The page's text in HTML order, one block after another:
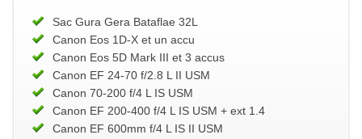
Sac Gura Gera Bataflae 32L
Canon Eos 1D-X et un accu
Canon Eos 5D Mark III et 3 accus
Canon EF 24-70 f/2.8 L II USM
Canon 70-200 f/4 L IS USM
Canon EF 200-400 f/4 L IS USM + ext 1.4
Canon EF 600mm f/4 L IS II USM